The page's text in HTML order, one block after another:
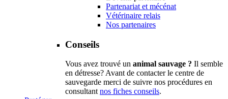
Partenariat et mécénat
Vétérinaire relais
Nos partenaires
Conseils
Vous avez trouvé un animal sauvage ? Il semble
en détresse? Avant de contacter le centre de
sauvegarde merci de suivre nos procédures en
consultantnos fiches conseils.